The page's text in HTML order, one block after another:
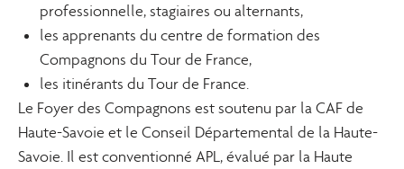
professionnelle, stagiaires ou alternants,
les apprenants du centre de formation des
Compagnons du Tour de France,
les itinérants du Tour de France.
Le Foyer des Compagnons est soutenu par la CAF de
Haute-Savoie et le Conseil Départemental de la Haute-
Savoie. Il est conventionné APL, évalué par la Haute